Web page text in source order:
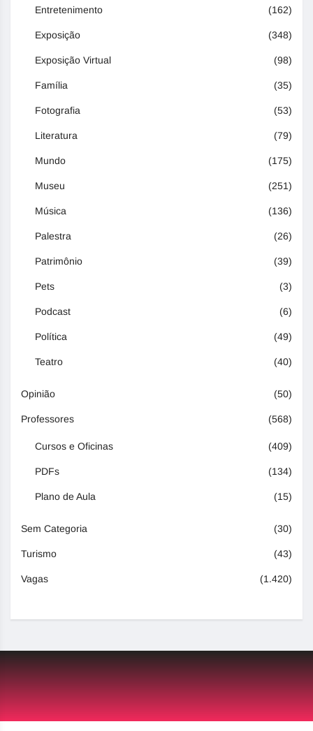
Entretenimento (162)
Exposição (348)
Exposição Virtual (98)
Família (35)
Fotografia (53)
Literatura (79)
Mundo (175)
Museu (251)
Música (136)
Palestra (26)
Patrimônio (39)
Pets (3)
Podcast (6)
Política (49)
Teatro (40)
Opinião (50)
Professores (568)
Cursos e Oficinas (409)
PDFs (134)
Plano de Aula (15)
Sem Categoria (30)
Turismo (43)
Vagas (1.420)